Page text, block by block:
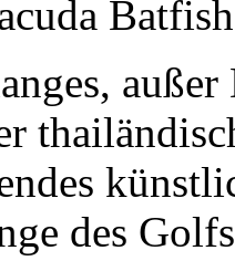
Batfish
des